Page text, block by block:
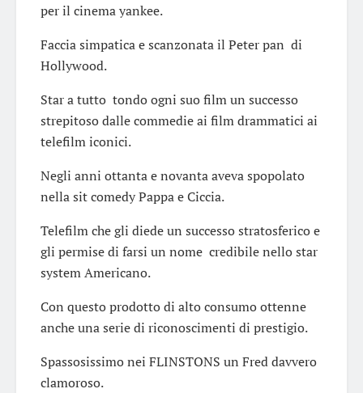
per il cinema yankee.
Faccia simpatica e scanzonata il Peter pan di
Hollywood.
Star a tutto tondo ogni suo film un successo
strepitoso dalle commedie ai film drammatici ai
telefilm iconici.
Negli anni ottanta e novanta aveva spopolato
nella sit comedy Pappa e Ciccia.
Telefilm che gli diede un successo stratosferico e
gli permise di farsi un nome credibile nello star
system Americano.
Con questo prodotto di alto consumo ottenne
anche una serie di riconoscimenti di prestigio.
Spassosissimo nei FLINSTONS un Fred davvero
clamoroso.